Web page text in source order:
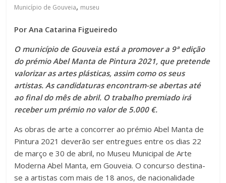
Município de Gouveia, museu
Por Ana Catarina Figueiredo
O município de Gouveia está a promover a 9ª edição
do prémio Abel Manta de Pintura 2021, que pretende
valorizar as artes plásticas, assim como os seus
artistas. As candidaturas encontram-se abertas até
ao final do mês de abril. O trabalho premiado irá
receber um prémio no valor de 5.000 €.
As obras de arte a concorrer ao prémio Abel Manta de
Pintura 2021 deverão ser entregues entre os dias 22
de março e 30 de abril, no Museu Municipal de Arte
Moderna Abel Manta, em Gouveia. O concurso destina-
se a artistas com mais de 18 anos, de nacionalidade